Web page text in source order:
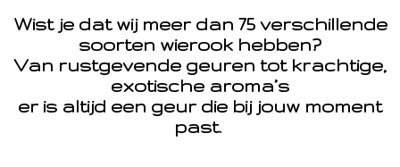
Wist je dat wij meer dan 75 verschillende
soorten wierook hebben?
Van rustgevende geuren tot krachtige,
exotische aroma’s
er is altijd een geur die bij jouw moment
past.